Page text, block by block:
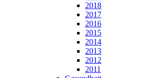
2018
2017
2016
2015
2014
2013
2012
2011